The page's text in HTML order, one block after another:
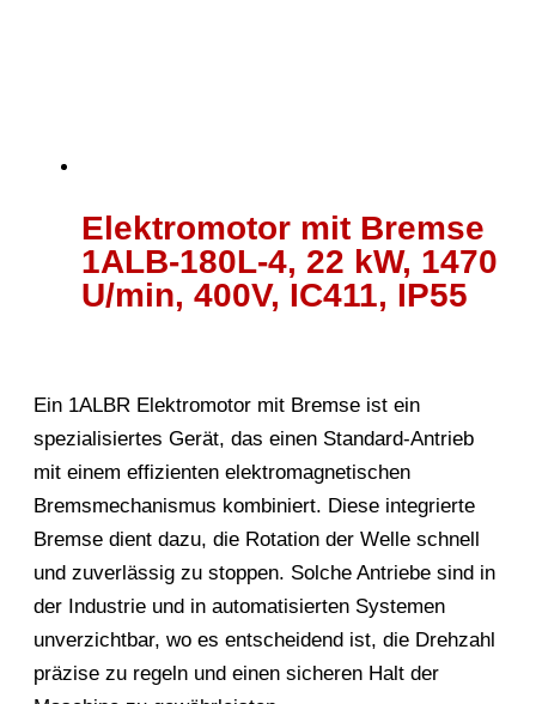
Elektromotor mit Bremse
1ALB-180L-4, 22 kW, 1470
U/min, 400V, IC411, IP55
Ein 1ALBR Elektromotor mit Bremse ist ein
spezialisiertes Gerät, das einen Standard-Antrieb
mit einem effizienten elektromagnetischen
Bremsmechanismus kombiniert. Diese integrierte
Bremse dient dazu, die Rotation der Welle schnell
und zuverlässig zu stoppen. Solche Antriebe sind in
der Industrie und in automatisierten Systemen
unverzichtbar, wo es entscheidend ist, die Drehzahl
präzise zu regeln und einen sicheren Halt der